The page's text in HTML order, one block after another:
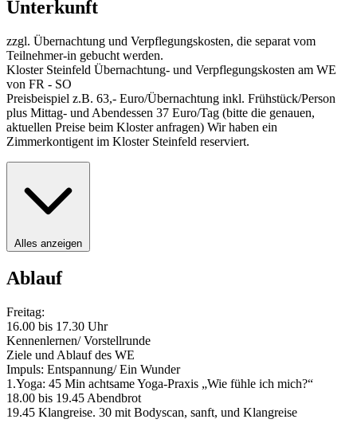
Unterkunft
zzgl. Übernachtung und Verpflegungskosten, die separat vom
Teilnehmer-in gebucht werden.
Kloster Steinfeld Übernachtung- und Verpflegungskosten am WE
von FR - SO
Preisbeispiel z.B. 63,- Euro/Übernachtung inkl. Frühstück/Person
plus Mittag- und Abendessen 37 Euro/Tag (bitte die genauen,
aktuellen Preise beim Kloster anfragen) Wir haben ein
Zimmerkontigent im Kloster Steinfeld reserviert.
Alles anzeigen
Ablauf
Freitag:
16.00 bis 17.30 Uhr
Kennenlernen/ Vorstellrunde
Ziele und Ablauf des WE
Impuls: Entspannung/ Ein Wunder
1.Yoga: 45 Min achtsame Yoga-Praxis „Wie fühle ich mich?“
18.00 bis 19.45 Abendbrot
19.45 Klangreise. 30 mit Bodyscan, sanft, und Klangreise